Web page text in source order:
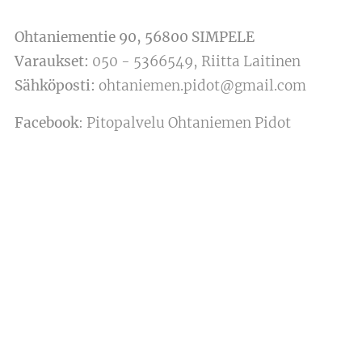
Ohtaniementie 90, 56800 SIMPELE
Varaukset: 050 - 5366549, Riitta Laitinen
Sähköposti: ohtaniemen.pidot@gmail.com
Facebook: Pitopalvelu Ohtaniemen Pidot